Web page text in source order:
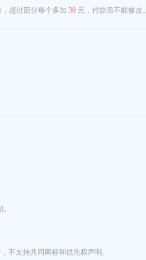
超过部分每个多加 30元，付款后不能修改。
不支持共同商标和优先权声明。